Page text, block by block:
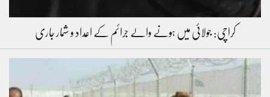
کراچی: جولائی میں ہونے والے جرائم کے اعداد و شمار جاری